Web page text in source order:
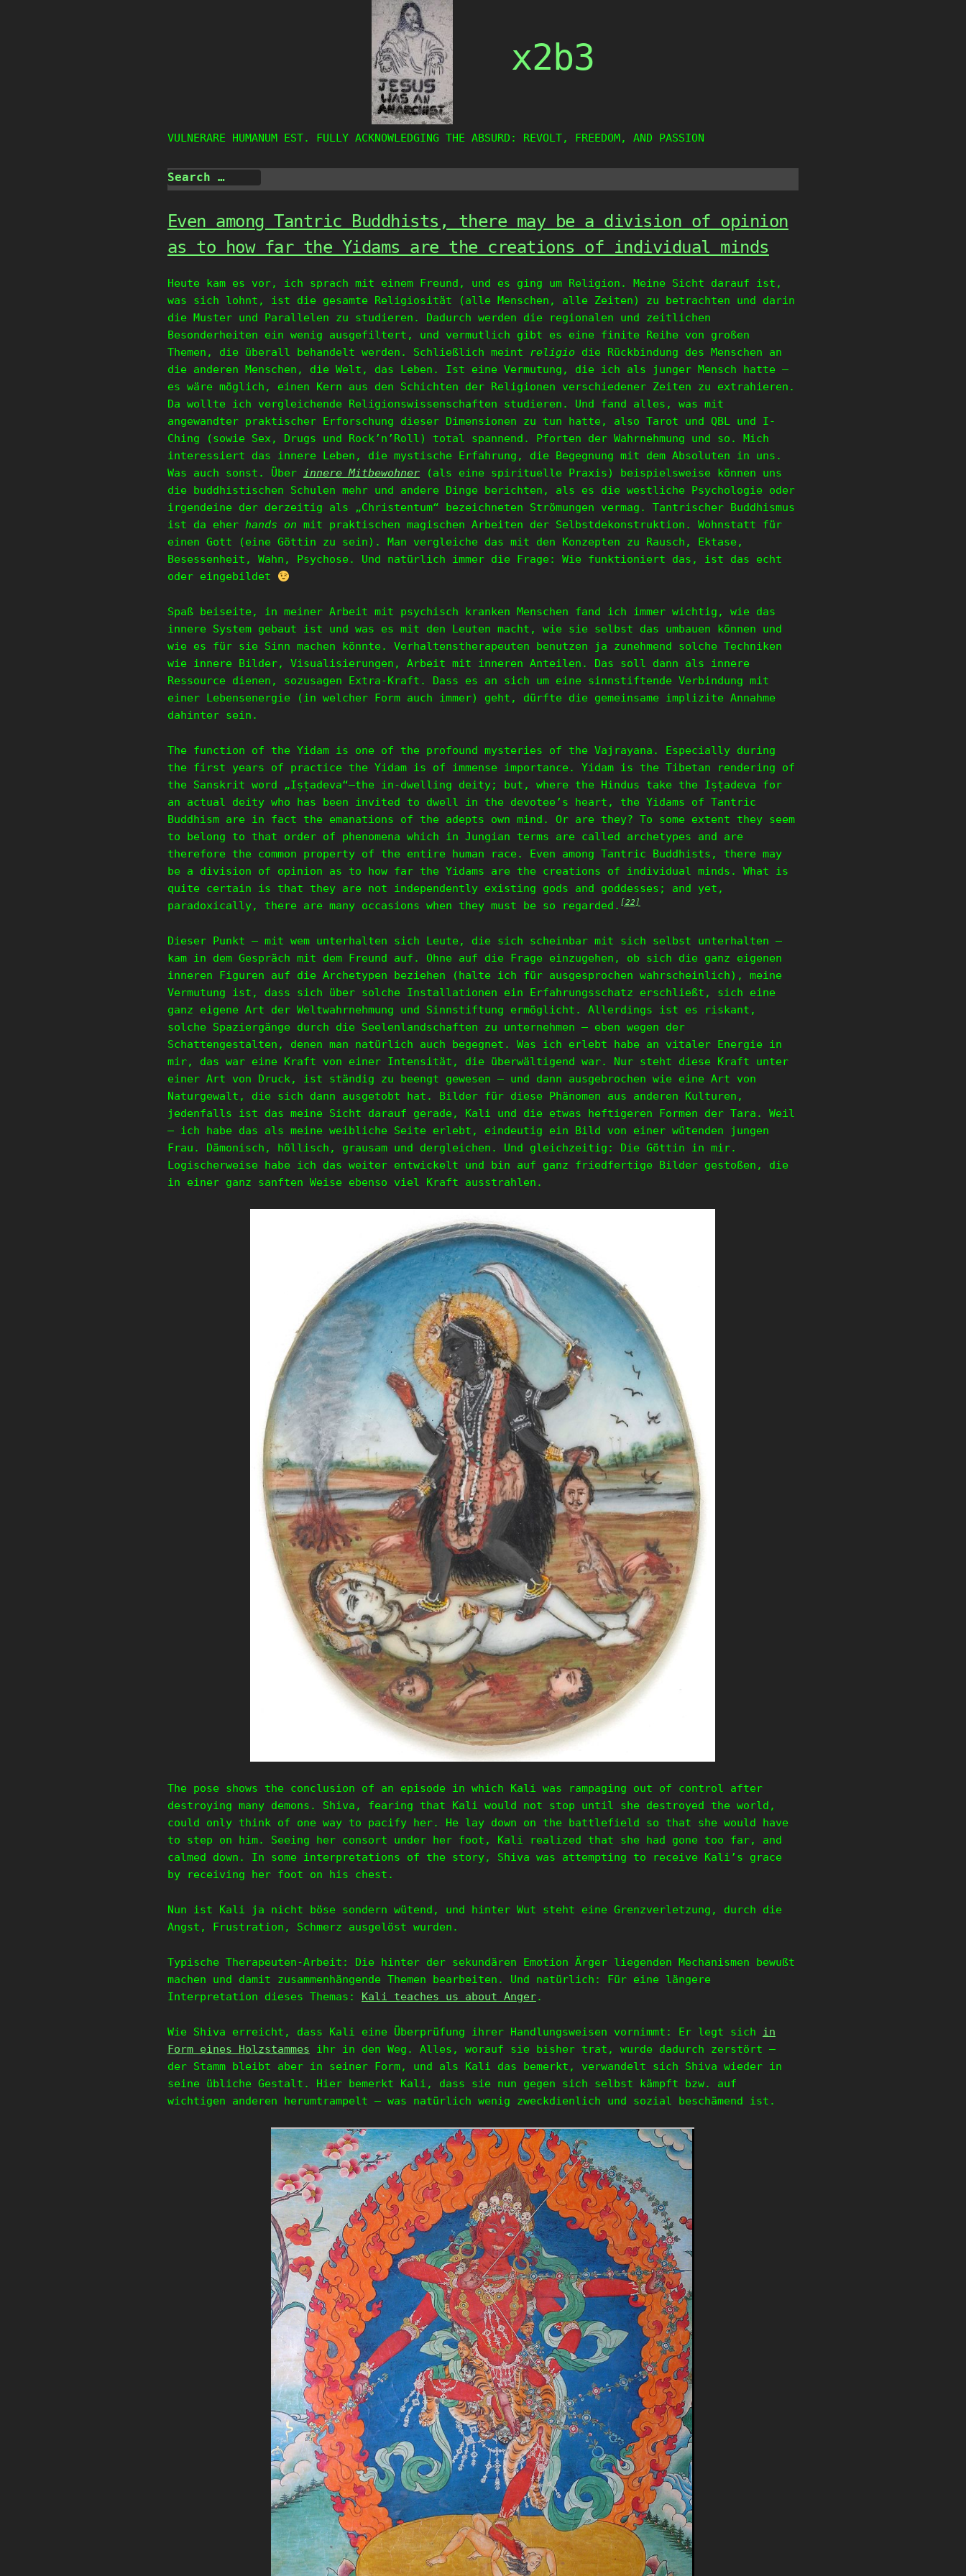
x2b3
VULNERARE HUMANUM EST. FULLY ACKNOWLEDGING THE ABSURD: REVOLT, FREEDOM, AND PASSION
Even among Tantric Buddhists, there may be a division of opinion
as to how far the Yidams are the creations of individual minds
Heute kam es vor, ich sprach mit einem Freund, und es ging um Religion. Meine Sicht darauf ist,
was sich lohnt, ist die gesamte Religiosität (alle Menschen, alle Zeiten) zu betrachten und darin
die Muster und Parallelen zu studieren. Dadurch werden die regionalen und zeitlichen
Besonderheiten ein wenig ausgefiltert, und vermutlich gibt es eine finite Reihe von großen
Themen, die überall behandelt werden. Schließlich meint religio die Rückbindung des Menschen an
die anderen Menschen, die Welt, das Leben. Ist eine Vermutung, die ich als junger Mensch hatte –
es wäre möglich, einen Kern aus den Schichten der Religionen verschiedener Zeiten zu extrahieren.
Da wollte ich vergleichende Religionswissenschaften studieren. Und fand alles, was mit
angewandter praktischer Erforschung dieser Dimensionen zu tun hatte, also Tarot und QBL und I-
Ching (sowie Sex, Drugs und Rock’n’Roll) total spannend. Pforten der Wahrnehmung und so. Mich
interessiert das innere Leben, die mystische Erfahrung, die Begegnung mit dem Absoluten in uns.
Was auch sonst. Über innere Mitbewohner(als eine spirituelle Praxis) beispielsweise können uns
die buddhistischen Schulen mehr und andere Dinge berichten, als es die westliche Psychologie oder
irgendeine der derzeitig als „Christentum“ bezeichneten Strömungen vermag. Tantrischer Buddhismus
ist da eher hands on mit praktischen magischen Arbeiten der Selbstdekonstruktion. Wohnstatt für
einen Gott (eine Göttin zu sein). Man vergleiche das mit den Konzepten zu Rausch, Ektase,
Besessenheit, Wahn, Psychose. Und natürlich immer die Frage: Wie funktioniert das, ist das echt
oder eingebildet
Spaß beiseite, in meiner Arbeit mit psychisch kranken Menschen fand ich immer wichtig, wie das
innere System gebaut ist und was es mit den Leuten macht, wie sie selbst das umbauen können und
wie es für sie Sinn machen könnte. Verhaltenstherapeuten benutzen ja zunehmend solche Techniken
wie innere Bilder, Visualisierungen, Arbeit mit inneren Anteilen. Das soll dann als innere
Ressource dienen, sozusagen Extra-Kraft. Dass es an sich um eine sinnstiftende Verbindung mit
einer Lebensenergie (in welcher Form auch immer) geht, dürfte die gemeinsame implizite Annahme
dahinter sein.
The function of the Yidam is one of the profound mysteries of the Vajrayana. Especially during
the first years of practice the Yidam is of immense importance. Yidam is the Tibetan rendering of
the Sanskrit word „Iṣṭadeva“—the in-dwelling deity; but, where the Hindus take the Iṣṭadeva for
an actual deity who has been invited to dwell in the devotee’s heart, the Yidams of Tantric
Buddhism are in fact the emanations of the adepts own mind. Or are they? To some extent they seem
to belong to that order of phenomena which in Jungian terms are called archetypes and are
therefore the common property of the entire human race. Even among Tantric Buddhists, there may
be a division of opinion as to how far the Yidams are the creations of individual minds. What is
quite certain is that they are not independently existing gods and goddesses; and yet,
paradoxically, there are many occasions when they must be so regarded. [22]
Dieser Punkt – mit wem unterhalten sich Leute, die sich scheinbar mit sich selbst unterhalten –
kam in dem Gespräch mit dem Freund auf. Ohne auf die Frage einzugehen, ob sich die ganz eigenen
inneren Figuren auf die Archetypen beziehen (halte ich für ausgesprochen wahrscheinlich), meine
Vermutung ist, dass sich über solche Installationen ein Erfahrungsschatz erschließt, sich eine
ganz eigene Art der Weltwahrnehmung und Sinnstiftung ermöglicht. Allerdings ist es riskant,
solche Spaziergänge durch die Seelenlandschaften zu unternehmen – eben wegen der
Schattengestalten, denen man natürlich auch begegnet. Was ich erlebt habe an vitaler Energie in
mir, das war eine Kraft von einer Intensität, die überwältigend war. Nur steht diese Kraft unter
einer Art von Druck, ist ständig zu beengt gewesen – und dann ausgebrochen wie eine Art von
Naturgewalt, die sich dann ausgetobt hat. Bilder für diese Phänomen aus anderen Kulturen,
jedenfalls ist das meine Sicht darauf gerade, Kali und die etwas heftigeren Formen der Tara. Weil
– ich habe das als meine weibliche Seite erlebt, eindeutig ein Bild von einer wütenden jungen
Frau. Dämonisch, höllisch, grausam und dergleichen. Und gleichzeitig: Die Göttin in mir.
Logischerweise habe ich das weiter entwickelt und bin auf ganz friedfertige Bilder gestoßen, die
in einer ganz sanften Weise ebenso viel Kraft ausstrahlen.
The pose shows the conclusion of an episode in which Kali was rampaging out of control after
destroying many demons. Shiva, fearing that Kali would not stop until she destroyed the world,
could only think of one way to pacify her. He lay down on the battlefield so that she would have
to step on him. Seeing her consort under her foot, Kali realized that she had gone too far, and
calmed down. In some interpretations of the story, Shiva was attempting to receive Kali’s grace
by receiving her foot on his chest.
Nun ist Kali ja nicht böse sondern wütend, und hinter Wut steht eine Grenzverletzung, durch die
Angst, Frustration, Schmerz ausgelöst wurden.
Typische Therapeuten-Arbeit: Die hinter der sekundären Emotion Ärger liegenden Mechanismen bewußt
machen und damit zusammenhängende Themen bearbeiten. Und natürlich: Für eine längere
Interpretation dieses Themas: Kali teaches us about Anger.
Wie Shiva erreicht, dass Kali eine Überprüfung ihrer Handlungsweisen vornimmt: Er legt sich in
Form eines Holzstammes ihr in den Weg. Alles, worauf sie bisher trat, wurde dadurch zerstört –
der Stamm bleibt aber in seiner Form, und als Kali das bemerkt, verwandelt sich Shiva wieder in
seine übliche Gestalt. Hier bemerkt Kali, dass sie nun gegen sich selbst kämpft bzw. auf
wichtigen anderen herumtrampelt – was natürlich wenig zweckdienlich und sozial beschämend ist.